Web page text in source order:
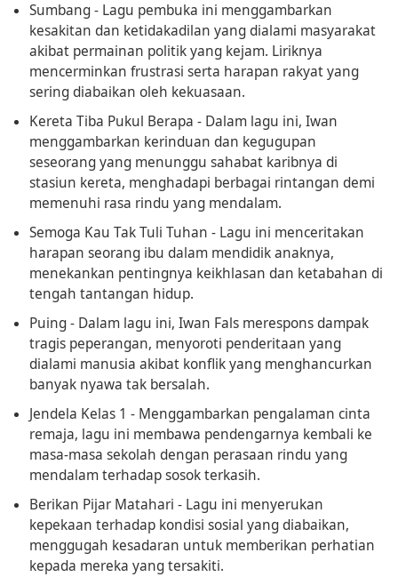
Sumbang- Lagu pembuka ini menggambarkan
kesakitan dan ketidakadilan yang dialami masyarakat
akibat permainan politik yang kejam. Liriknya
mencerminkan frustrasi serta harapan rakyat yang
sering diabaikan oleh kekuasaan.
Kereta Tiba Pukul Berapa - Dalam lagu ini, Iwan
menggambarkan kerinduan dan kegugupan
seseorang yang menunggu sahabat karibnya di
stasiun kereta, menghadapi berbagai rintangan demi
memenuhi rasa rindu yang mendalam.
Semoga Kau Tak Tuli Tuhan - Lagu ini menceritakan
harapan seorang ibu dalam mendidik anaknya,
menekankan pentingnya keikhlasan dan ketabahan di
tengah tantangan hidup.
Puing- Dalam lagu ini, Iwan Fals merespons dampak
tragis peperangan, menyoroti penderitaan yang
dialami manusia akibat konflik yang menghancurkan
banyak nyawa tak bersalah.
Jendela Kelas 1 - Menggambarkan pengalaman cinta
remaja, lagu ini membawa pendengarnya kembali ke
masa-masa sekolah dengan perasaan rindu yang
mendalam terhadap sosok terkasih.
Berikan Pijar Matahari - Lagu ini menyerukan
kepekaan terhadap kondisi sosial yang diabaikan,
menggugah kesadaran untuk memberikan perhatian
kepada mereka yang tersakiti.